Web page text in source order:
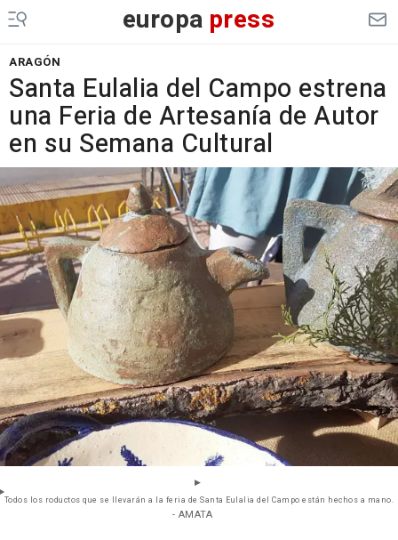
europa press
ARAGÓN
Santa Eulalia del Campo estrena
una Feria de Artesanía de Autor
en su Semana Cultural
Todos los roductos que se llevarán a la feria de Santa Eulalia del Campo están hechos a mano.
- AMATA